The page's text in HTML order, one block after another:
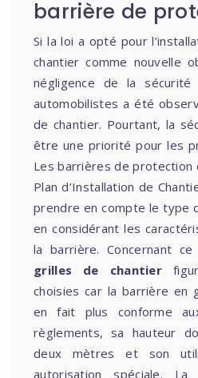
barrière de
Si la loi a opté pour
chantier comme nouvelle
négligence de la
automobilistes a été
de chantier. Pourtant, la
être une priorité pour les
Les barrières de protection
Plan d’Installation de
prendre en compte le type
en considérant les
la barrière. Concernant
grilles de chantier
choisies car la barrière en
en fait plus conforme
règlements, sa hauteur
deux mètres et son
autorisation spéciale.